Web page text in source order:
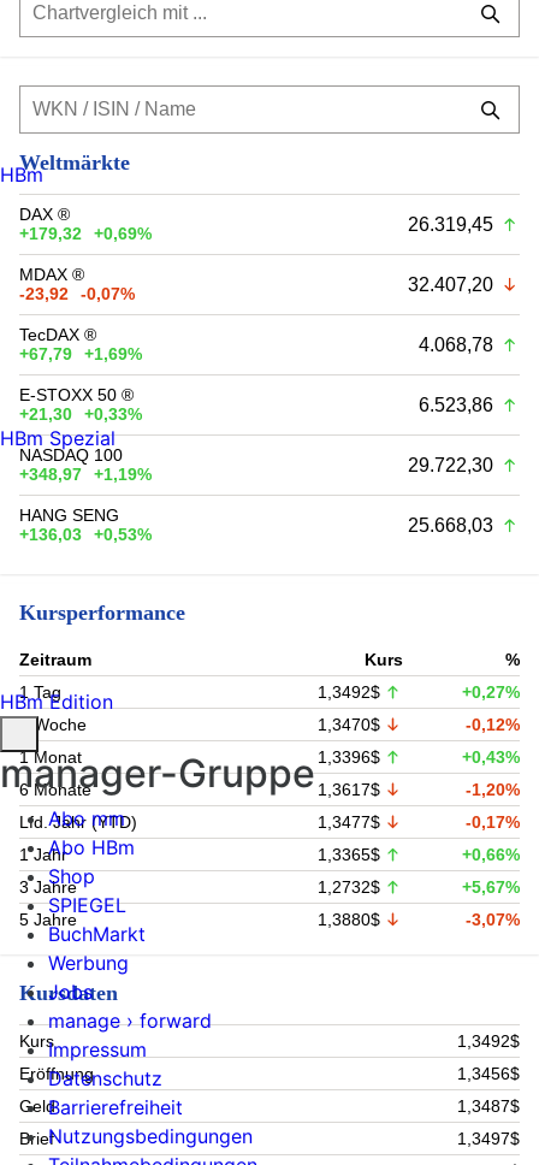
Weltmärkte
DAX ®
+179,32
+0,69% 26.319,45
MDAX ®
-23,92
-0,07% 32.407,20
TecDAX ®
+67,79
+1,69% 4.068,78
E-STOXX 50 ®
+21,30
+0,33% 6.523,86
NASDAQ 100
+348,97
+1,19% 29.722,30
HANG SENG
+136,03
+0,53% 25.668,03
Kursperformance
Zeitraum Kurs
%
1 Tag
1,3492$
+0,27%
1 Woche
1,3470$
-0,12%
1 Monat
1,3396$
+0,43%
6 Monate
1,3617$
-1,20%
Lfd. Jahr (YTD)
1,3477$
-0,17%
1 Jahr
1,3365$
+0,66%
3 Jahre
1,2732$
+5,67%
5 Jahre
1,3880$ -3,07%
Kursdaten
Kurs
1,3492$
Eröffnung
1,3456$
Geld
1,3487$
Brief
1,3497$
HBm
HBm Spezial
HBm Edition
manager-Gruppe
Abo mm
Abo HBm
Shop
SPIEGEL
BuchMarkt
Werbung
Jobs
manage › forward
Impressum
Datenschutz
Barrierefreiheit
Nutzungsbedingungen